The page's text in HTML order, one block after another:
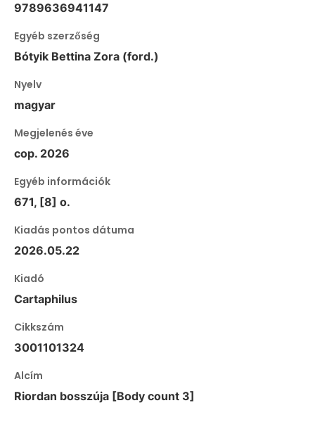
9789636941147
Egyéb szerzőség
Bótyik Bettina Zora (ford.)
Nyelv
magyar
Megjelenés éve
cop. 2026
Egyéb információk
671, [8] o.
Kiadás pontos dátuma
2026.05.22
Kiadó
Cartaphilus
Cikkszám
3001101324
Alcím
Riordan bosszúja [Body count 3]